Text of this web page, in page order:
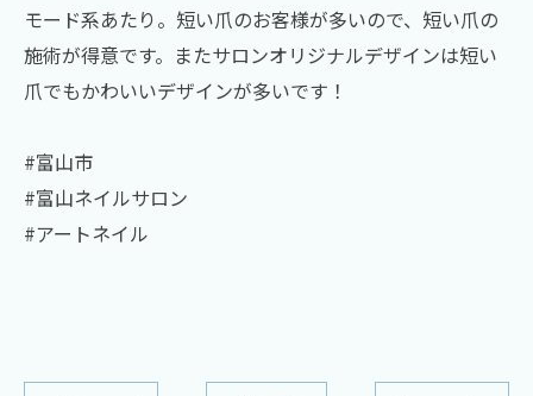
モード系あたり。短い爪のお客様が多いので、短い爪の
施術が得意です。またサロンオリジナルデザインは短い
爪でもかわいいデザインが多いです！
#富山市
#富山ネイルサロン
#アートネイル